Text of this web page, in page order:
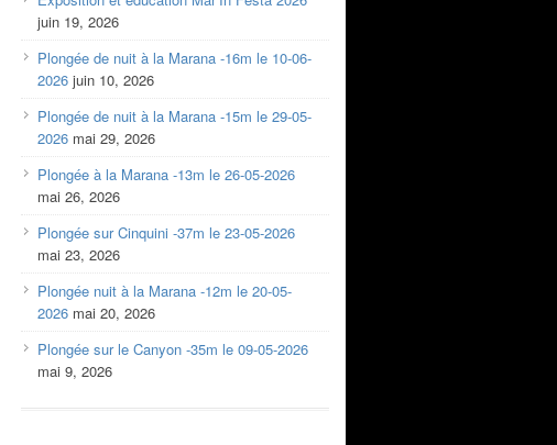
juin 19, 2026
Plongée de nuit à la Marana -16m le 10-06-
2026 juin 10, 2026
Plongée de nuit à la Marana -15m le 29-05-
2026 mai 29, 2026
Plongée à la Marana -13m le 26-05-2026
mai 26, 2026
Plongée sur Cinquini -37m le 23-05-2026
mai 23, 2026
Plongée nuit à la Marana -12m le 20-05-
2026 mai 20, 2026
Plongée sur le Canyon -35m le 09-05-2026
mai 9, 2026